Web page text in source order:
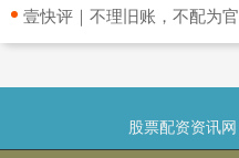
​壹快评｜不理旧账，不配为官
股票配资资讯网